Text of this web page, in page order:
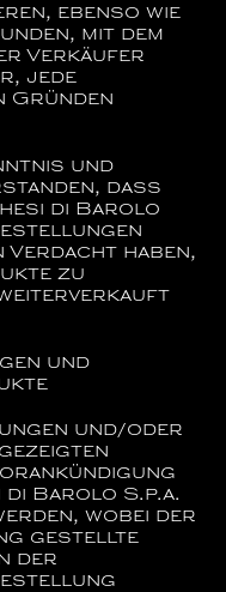
ebenso wie
mit dem
Verkäufer
jede
Gründen
und
dass
di Barolo
Verdacht haben,
zu
weiterverkauft
und
und/oder
di Barolo S.p.a.
wobei der
gestellte
der